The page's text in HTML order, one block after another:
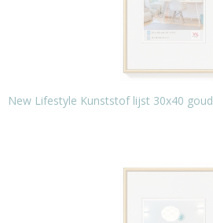
New Lifestyle Kunststof lijst 30x40 goud